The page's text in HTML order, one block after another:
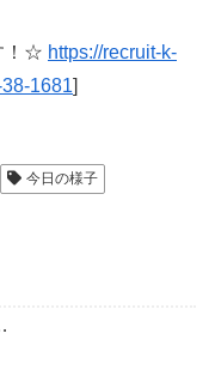
！☆ https://recruit-k-
1681]
今日の様子